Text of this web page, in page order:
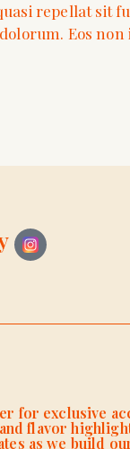
repellat sit
Eos
for exclusive
flavor
as we build